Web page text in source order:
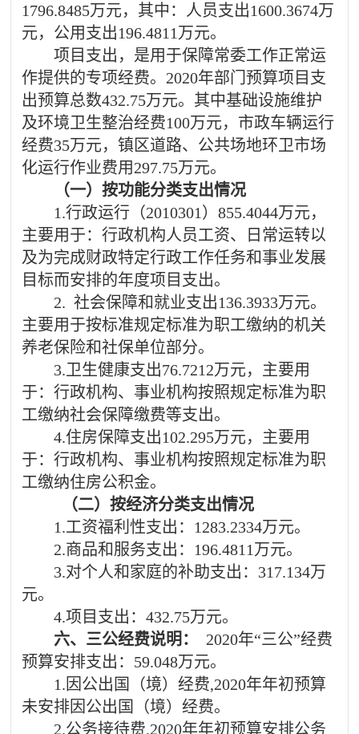
1796.8485万元，其中：人员支出1600.3674万
元，公用支出196.4811万元。
项目支出， 是用于保障常委工作正常运
作提供的专项经费。 2020年部门预算项目支
出预算总数432.75万元。其中基础设施维护
及环境卫生整治经费100万元，市政车辆运行
经费35万元，镇区道路、公共场地环卫市场
化运行作业费用297.75万元。
（一）按功能分类支出情况
1.行政运行 （2010301）855.4044万元，
主要用于：行政机构人员工资、日常运转以
及为完成财政特定行政工作任务和事业发展
目标而安排的年度项目支出。
2. 社会保障和就业支出136.3933万元。
主要用于按标准规定标准为职工缴纳的机关
养老保险和社保单位部分。
3.卫生健康支出76.7212万元，主要用
于：行政机构、事业机构按照规定标准为职
工缴纳社会保障缴费等支出。
4.住房保障支出102.295万元，主要用
于：行政机构、事业机构按照规定标准为职
工缴纳住房公积金。
（二）按经济分类支出情况
1.工资福利性支出： 1283.2334万元。
2.商品和服务支出： 196.4811万元。
3.对个人和家庭的补助支出： 317.134万
元。
4.项目支出：432.75万元。
六、三公经费说明：
2020年“三公”经费
预算安排支出： 59.048万元。
1.因公出国（境）经费,2020年年初预算
未安排因公出国（境）经费。
2.公务接待费,2020年年初预算安排公务